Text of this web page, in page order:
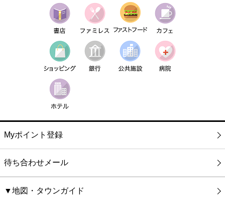
Myポイント登録
待ち合わせメール
▼地図・タウンガイド